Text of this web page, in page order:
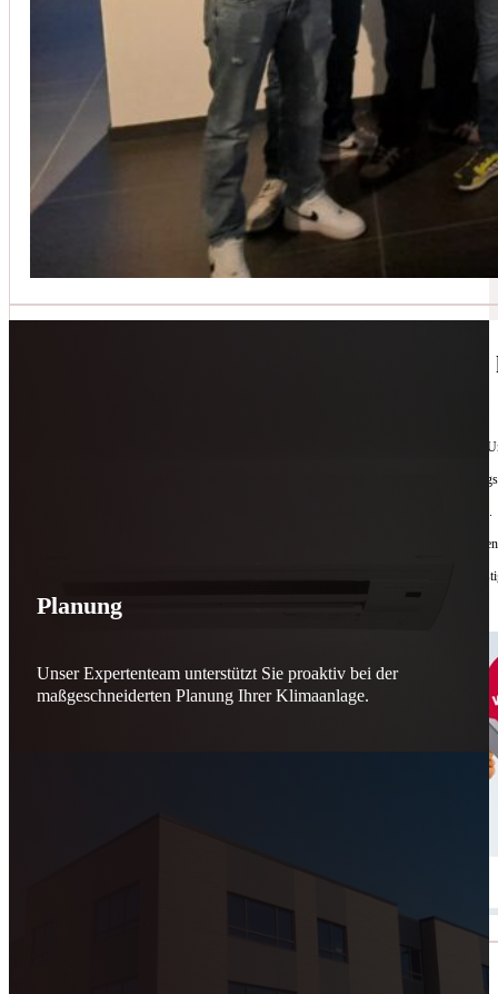
🔧 Geräte-Retter-Prämie – Weil
Manchmal braucht es nur eine zweite Chance. Für Geräte. Für Ressourcen. Für unsere
reparieren wir, was andere
Jede gerettete Maschine zählt. Jeder reparierte Motor wirkt. Jede Entscheidung macht
Reparieren statt wegwerfen. Verantwortung statt Verschwendung. Zukunft statt
Schicker. Wir bringen’s wieder zum Laufen.
Jetzt kontaktieren
Planung
Unser Expertenteam unterstützt Sie proaktiv bei der
maßgeschneiderten Planung Ihrer Klimaanlage.